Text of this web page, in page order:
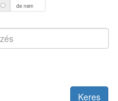
de nem